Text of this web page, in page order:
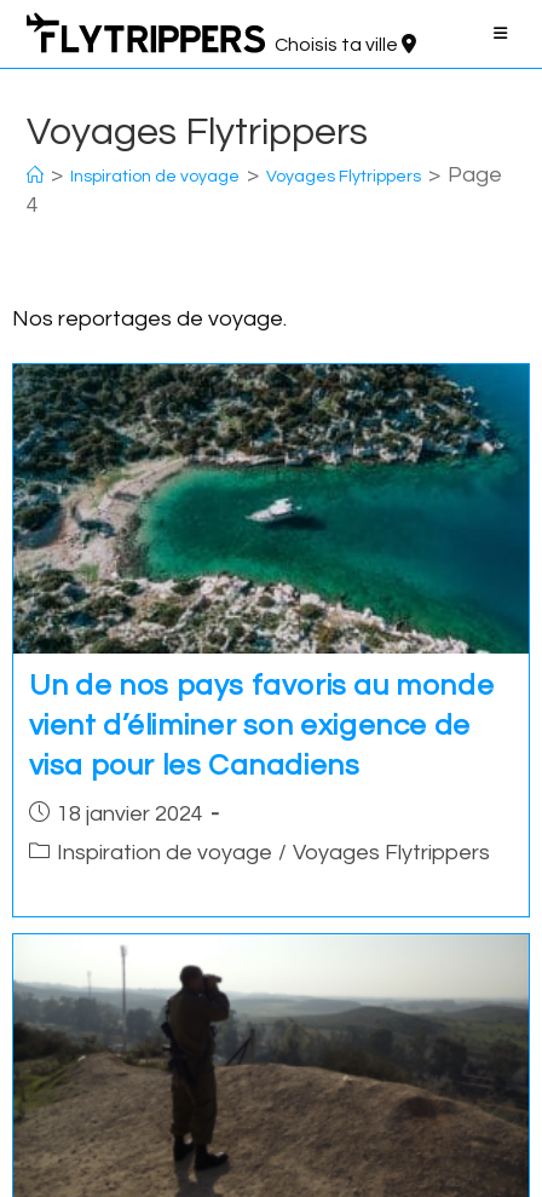
Aller
contenu
Choisis ta ville
Voyages Flytrippers
> Inspiration de voyage > Voyages Flytrippers > Page
4
Nos reportages de voyage.
Un de nos pays favoris au monde
vient d’éliminer son exigence de
visa pour les Canadiens
Post18 janvier 2024
PostInspiration de voyage / Voyages Flytrippers